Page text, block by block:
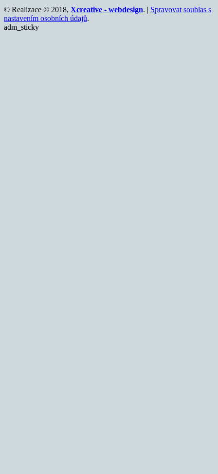
© Realizace © 2018, Xcreative - webdesign. | Spravovat souhlas s
nastavením osobních údajů.
adm_sticky